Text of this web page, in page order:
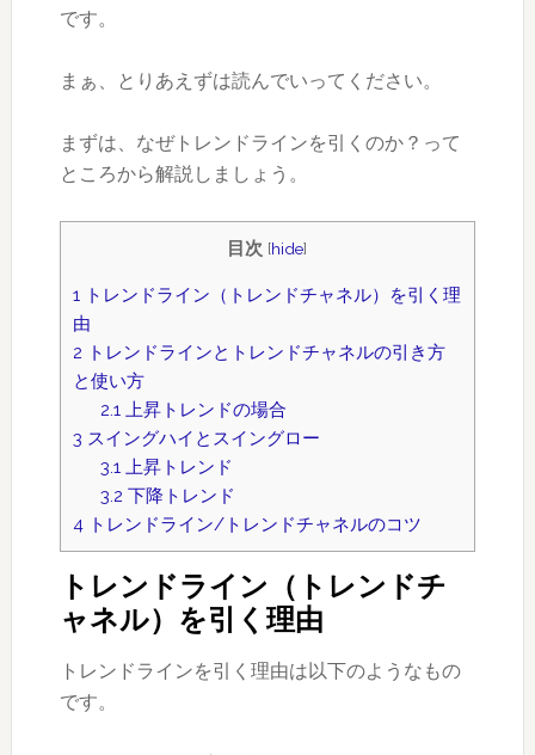
です。
まぁ、とりあえずは読んでいってください。
まずは、なぜトレンドラインを引くのか？って
ところから解説しましょう。
目次 [hide]
1トレンドライン（トレンドチャネル）を引く理
由
2トレンドラインとトレンドチャネルの引き方
と使い方
2.1上昇トレンドの場合
3 スイングハイとスイングロー
3.1上昇トレンド
3.2下降トレンド
4トレンドライン/トレンドチャネルのコツ
トレンドライン（トレンドチ
ャネル）を引く理由
トレンドラインを引く理由は以下のようなもの
です。